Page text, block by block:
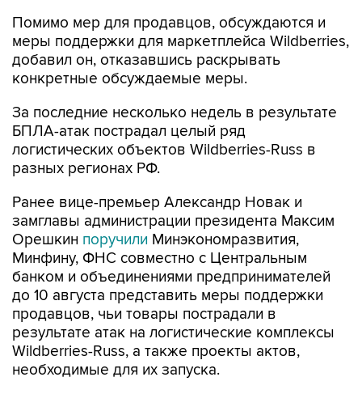
Помимо мер для продавцов, обсуждаются и
меры поддержки для маркетплейса Wildberries,
добавил он, отказавшись раскрывать
конкретные обсуждаемые меры.
За последние несколько недель в результате
БПЛА-атак пострадал целый ряд
логистических объектов Wildberries-Russ в
разных регионах РФ.
Ранее вице-премьер Александр Новак и
замглавы администрации президента Максим
Орешкин поручили Минэкономразвития,
Минфину, ФНС совместно с Центральным
банком и объединениями предпринимателей
до 10 августа представить меры поддержки
продавцов, чьи товары пострадали в
результате атак на логистические комплексы
Wildberries-Russ, а также проекты актов,
необходимые для их запуска.